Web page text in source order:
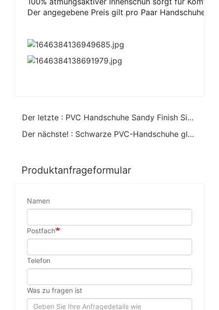
Der angegebene Preis gilt pro Paar Handschuhe
Der letzte : PVC Handschuhe Sandy Finish Sicherheitsmanschette
Der nächste! : Schwarze PVC-Handschuhe glattes Finish Interlock Liner 16"
Produktanfrageformular
Namen
Postfach
Telefon
Was zu fragen ist